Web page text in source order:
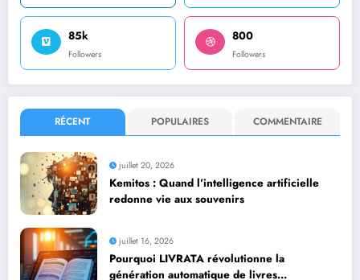
85k
Followers
800
Followers
RÉCENT POPULAIRES COMMENTAIRE
juillet 20, 2026
Kemitos : Quand l’intelligence artificielle
redonne vie aux souvenirs
juillet 16, 2026
Pourquoi LIVRATA révolutionne la
génération automatique de livres